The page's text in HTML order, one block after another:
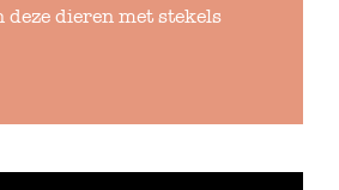
deze dieren met stekels